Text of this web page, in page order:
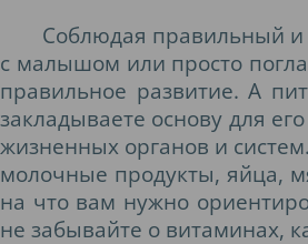
Соблюдая правильный и
с малышом или просто
правильное развитие. А
закладываете основу для
жизненных органов и
молочные продукты, яйца,
на что вам нужно
не забывайте о витаминах,